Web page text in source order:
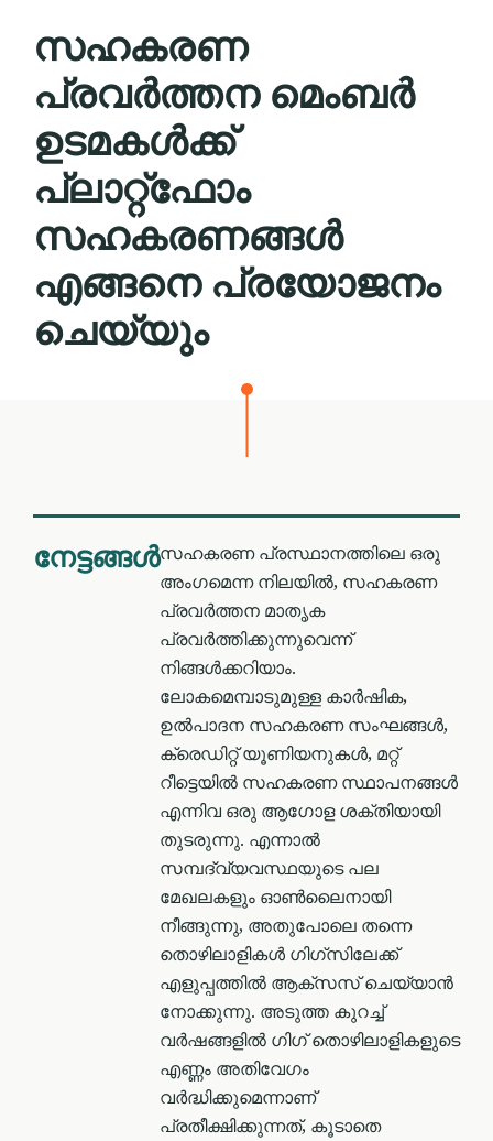
സഹകരണ
പ്രവര്‍ത്തന മെംബര്‍
ഉടമകൾക്ക്
പ്ലാറ്റ്ഫോം
സഹകരണങ്ങൾ
എങ്ങനെ പ്രയോജനം
ചെയ്യും
നേട്ടങ്ങള്‍സഹകരണ പ്രസ്ഥാനത്തിലെ ഒരു
അംഗമെന്ന നിലയിൽ, സഹകരണ
പ്രവര്‍ത്തന മാതൃക
പ്രവർത്തിക്കുന്നുവെന്ന്
നിങ്ങൾക്കറിയാം.
ലോകമെമ്പാടുമുള്ള കാർഷിക,
ഉൽ‌പാദന സഹകരണ സംഘങ്ങൾ,
ക്രെഡിറ്റ് യൂണിയനുകൾ, മറ്റ്
റീട്ടെയിൽ സഹകരണ സ്ഥാപനങ്ങൾ
എന്നിവ ഒരു ആഗോള ശക്തിയായി
തുടരുന്നു. എന്നാൽ
സമ്പദ്‌വ്യവസ്ഥയുടെ പല
മേഖലകളും ഓൺ‌ലൈനായി
നീങ്ങുന്നു, അതുപോലെ തന്നെ
തൊഴിലാളികൾ ഗിഗ്സിലേക്ക്
എളുപ്പത്തിൽ ആക്സസ് ചെയ്യാൻ
നോക്കുന്നു. അടുത്ത കുറച്ച്
വർഷങ്ങളിൽ ഗിഗ് തൊഴിലാളികളുടെ
എണ്ണം അതിവേഗം
വർദ്ധിക്കുമെന്നാണ്
പ്രതീക്ഷിക്കുന്നത്, കൂടാതെ